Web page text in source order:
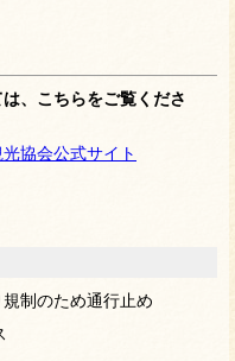
、こちらをご覧くださ
協会公式サイト
制のため通行止め